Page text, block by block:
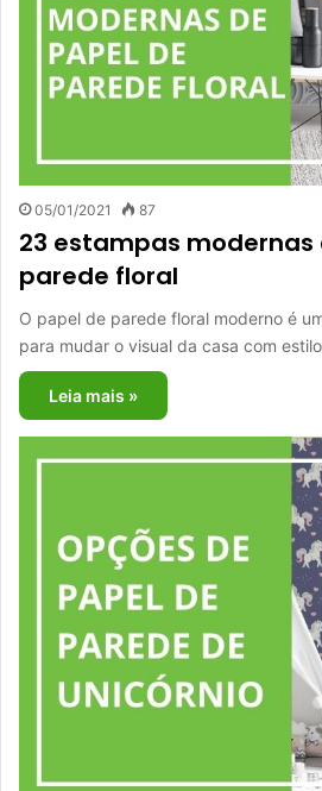
05/01/2021 87
23 estampas modernas
parede floral
O papel de parede floral moderno é
para mudar o visual da casa com
Leia mais »